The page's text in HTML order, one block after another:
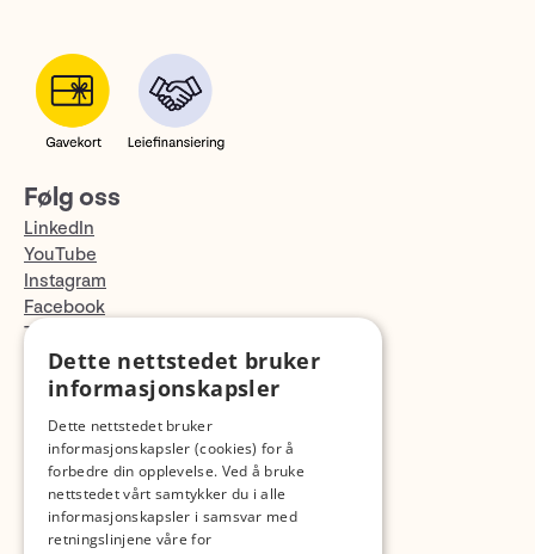
Følg oss
LinkedIn
YouTube
Instagram
Facebook
TikTok
Fotopodden
Dette nettstedet bruker
informasjonskapsler
Dette nettstedet bruker
informasjonskapsler (cookies) for å
forbedre din opplevelse. Ved å bruke
nettstedet vårt samtykker du i alle
informasjonskapsler i samsvar med
retningslinjene våre for